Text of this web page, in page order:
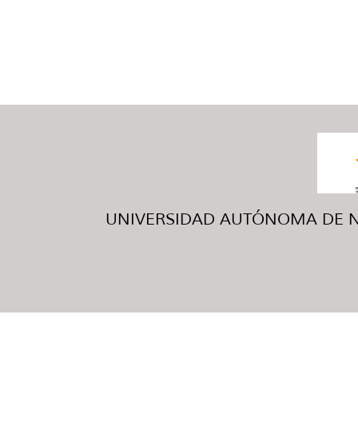
UNIVERSIDAD AUTÓNOMA DE